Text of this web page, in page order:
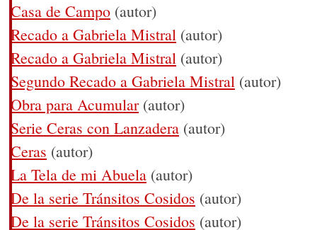
Casa de Campo (autor)
Recado a Gabriela Mistral (autor)
Recado a Gabriela Mistral (autor)
Segundo Recado a Gabriela Mistral (autor)
Obra para Acumular(autor)
Serie Ceras con Lanzadera (autor)
Ceras (autor)
La Tela de mi Abuela (autor)
De la serie Tránsitos Cosidos (autor)
De la serie Tránsitos Cosidos (autor)